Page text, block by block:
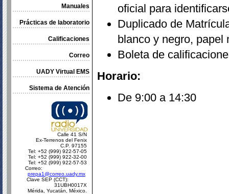
Manuales
Prácticas de laboratorio
Calificaciones
Correo
UADY Virtual EMS
Sistema de Atención
Calle 41 S/N
Ex-Terrenos del Fenix
C.P. 97155
Tel: +52 (999) 922-57-05
Tel: +52 (999) 922-32-00
Tel: +52 (999) 922-57-53
Correo:
prepa1@correo.uady.mx
Clave SEP (CCT):
31UBH0017X
Mérida, Yucatán, México.
oficial para
Duplicado de
blanco y negro, papel
Boleta de
Horario:
De 9:00 a 14:30